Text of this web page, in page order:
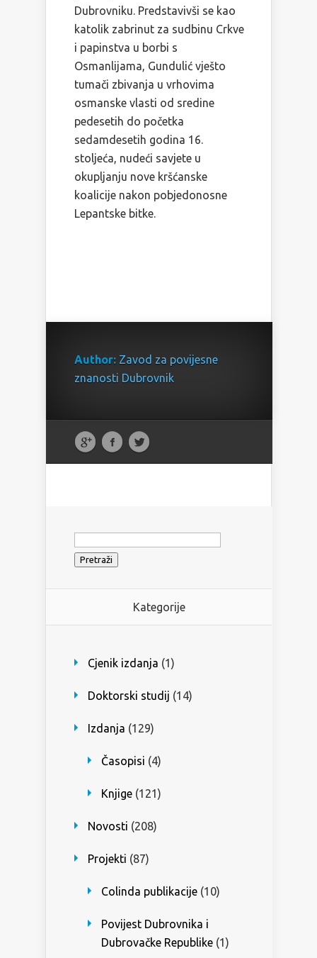
Dubrovniku. Predstavivši se kao
katolik zabrinut za sudbinu Crkve
i papinstva u borbi s
Osmanlijama, Gundulić vješto
tumači zbivanja u vrhovima
osmanske vlasti od sredine
pedesetih do početka
sedamdesetih godina 16.
stoljeća, nudeći savjete u
okupljanju nove kršćanske
koalicije nakon pobjedonosne
Lepantske bitke.
Author: Zavod za povijesne
znanosti Dubrovnik
Pretraži:
Kategorije
Cjenik izdanja (1)
Doktorski studij (14)
Izdanja (129)
Časopisi (4)
Knjige (121)
Novosti (208)
Projekti (87)
Colinda publikacije (10)
Povijest Dubrovnika i
Dubrovačke Republike (1)